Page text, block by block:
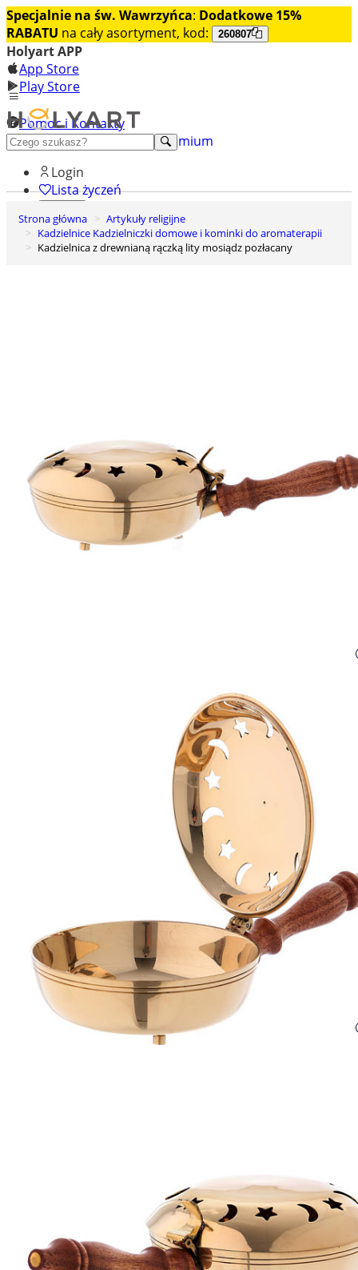
Specjalnie na św. Wawrzyńca: Dodatkowe 15%
RABATU na cały asortyment, kod: 260807
Holyart APP
App Store
Play Store
Pomoc i Kontakty
+48 222 922 860
Odkryj premium
Login
Lista życzeń
0
Koszyk
Strona główna
Artykuły religijne
Kadzielnice Kadzielniczki domowe i kominki do aromaterapii
Kadzielnica z drewnianą rączką lity mosiądz pozłacany